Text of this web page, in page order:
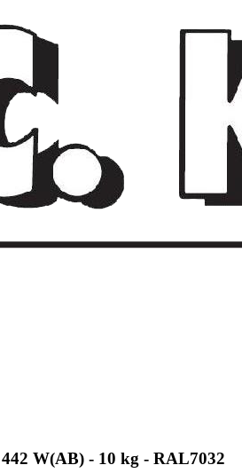
W(AB) - 10 kg - RAL7032